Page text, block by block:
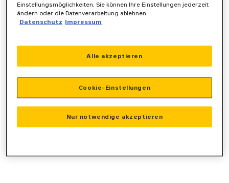
Application error: aclient-side exception has occurred while
www.zeppelin-powersystems.com
Einstellungsmöglichkeiten. Sie können Ihre Einstellungen jederzeit
ändern oder die Datenverarbeitung ablehnen.
Datenschutz Impressum
Nur notwendige akzeptieren
Alle akzeptieren
Cookie-Einstellungen